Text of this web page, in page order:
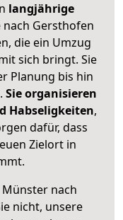
langjährige
nach Gersthofen
die ein Umzug
sich bringt. Sie
Planung bis hin
Sie organisieren
Habseligkeiten,
dafür, dass
Zielort in
nach
nicht, unsere